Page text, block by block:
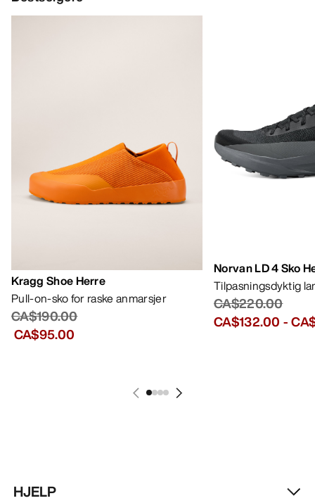
Kragg Shoe Herre
Pull-on-sko for raske anmarsjer
CA$190.00
CA$95.00
Norvan LD 4 Sko
Tilpasningsdyktig
CA$220.00
CA$132.00 -
HJELP